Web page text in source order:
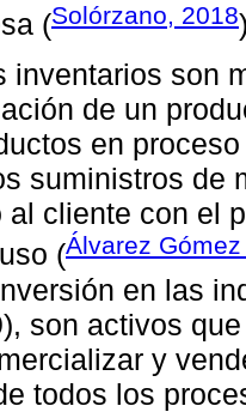
(Solórzano, 2018
inventarios son
de un
en
suministros de
cliente con el
(Álvarez
en las
son activos
y
todos los